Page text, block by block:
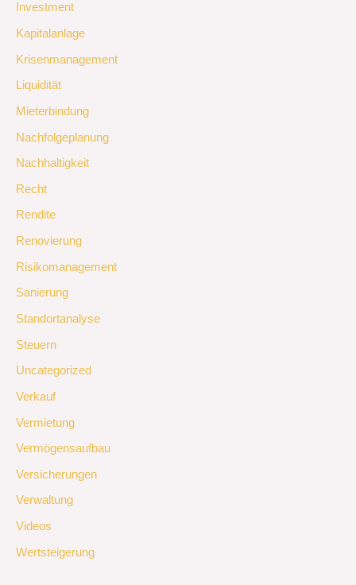
Investment
Kapitalanlage
Krisenmanagement
Liquidität
Mieterbindung
Nachfolgeplanung
Nachhaltigkeit
Recht
Rendite
Renovierung
Risikomanagement
Sanierung
Standortanalyse
Steuern
Uncategorized
Verkauf
Vermietung
Vermögensaufbau
Versicherungen
Verwaltung
Videos
Wertsteigerung